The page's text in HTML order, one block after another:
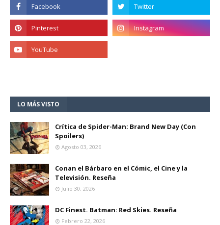
LO MÁS VISTO
Crítica de Spider-Man: Brand New Day (Con
Spoilers)
Agosto 03, 2026
Conan el Bárbaro en el Cómic, el Cine y la
Televisión. Reseña
Julio 30, 2026
DC Finest. Batman: Red Skies. Reseña
Febrero 22, 2026